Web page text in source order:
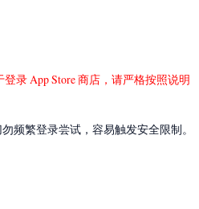
录 App Store 商店，请严格按照说明
频繁登录尝试，容易触发安全限制。